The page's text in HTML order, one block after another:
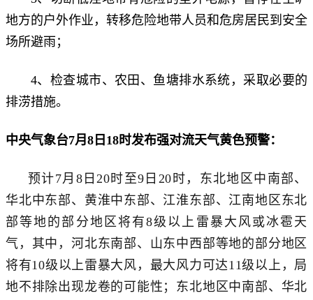
地方的户外作业，转移危险地带人员和危房居民到安全
场所避雨；
4、检查城市、农田、鱼塘排水系统，采取必要的
排涝措施。
中央气象台7月8日18时发布强对流天气黄色预警：
预计7月8日20时至9日20时，东北地区中南部、
华北中东部、黄淮中东部、江淮东部、江南地区东北
部等地的部分地区将有8级以上雷暴大风或冰雹天
气，其中，河北东南部、山东中西部等地的部分地区
将有10级以上雷暴大风，最大风力可达11级以上，局
地不排除出现龙卷的可能性；东北地区中南部、华北